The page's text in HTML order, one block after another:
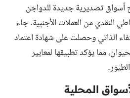
أسواق تصديرية جديدة للدواجن
النقدي من العملات الأجنبية. جاء
الذاتي وحصلت على شهادة اعتماد
مما يؤكد تطبيقها لمعايير
المحلية